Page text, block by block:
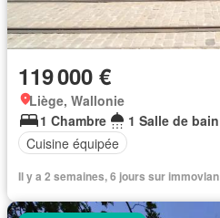
119 000 €
Liège, Wallonie
1 Chambre
1 Salle de bain
Cuisine équipée
Il y a 2 semaines, 6 jours sur immovlan